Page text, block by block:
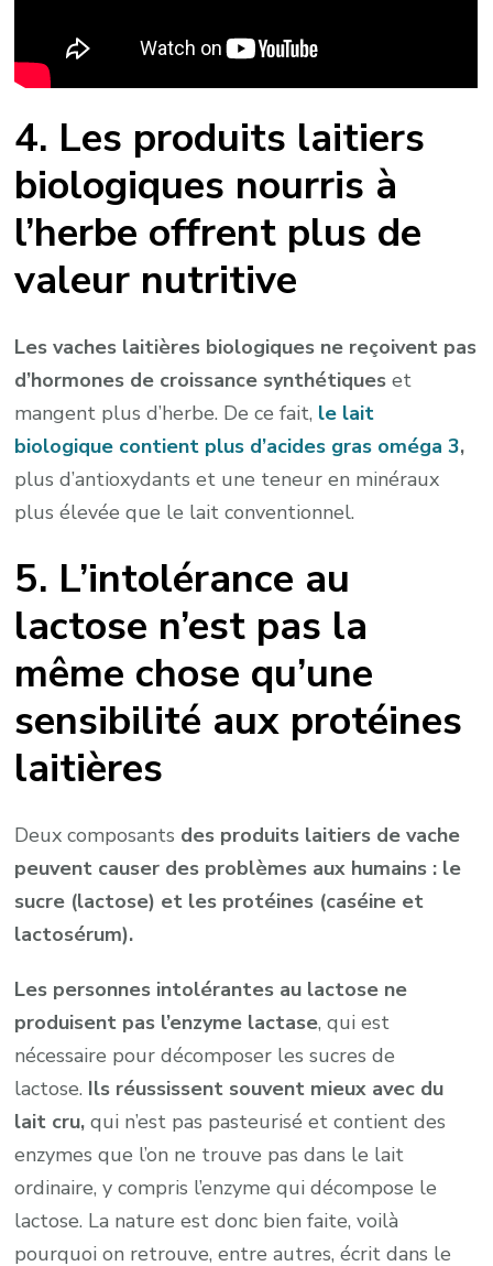
4. Les produits laitiers
biologiques nourris à
l’herbe offrent plus de
valeur nutritive
Les vaches laitières biologiques ne reçoivent pas
d’hormones de croissance synthétiques et
mangent plus d’herbe. De ce fait, le lait
biologique contient plus d’acides gras oméga 3,
plus d’antioxydants et une teneur en minéraux
plus élevée que le lait conventionnel.
5. L’intolérance au
lactose n’est pas la
même chose qu’une
sensibilité aux protéines
laitières
Deux composants des produits laitiers de vache
peuvent causer des problèmes aux humains : le
sucre (lactose) et les protéines (caséine et
lactosérum).
Les personnes intolérantes au lactose ne
produisent pas l’enzyme lactase, qui est
nécessaire pour décomposer les sucres de
lactose. Ils réussissent souvent mieux avec du
lait cru, qui n’est pas pasteurisé et contient des
enzymes que l’on ne trouve pas dans le lait
ordinaire, y compris l’enzyme qui décompose le
lactose. La nature est donc bien faite, voilà
pourquoi on retrouve, entre autres, écrit dans le